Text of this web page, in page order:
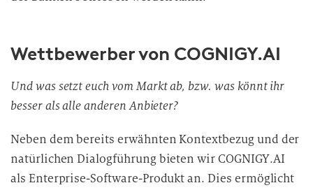
Wettbewerber von COGNIGY.AI
Und was setzt euch vom Markt ab, bzw. was könnt ihr
besser als alle anderen Anbieter?
Neben dem bereits erwähnten Kontextbezug und der
natürlichen Dialogführung bieten wir COGNIGY.AI
als Enterprise-Software-Produkt an. Dies ermöglicht